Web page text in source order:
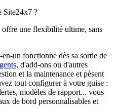
Site24x7 ?
une flexibilité ultime, sans
un fonctionne dès sa sortie de
, d'add-ons ou d'autres
et la maintenance et pèsent
tout configurer à votre guise :
modèles de rapport... vous
de bord personnalisables et